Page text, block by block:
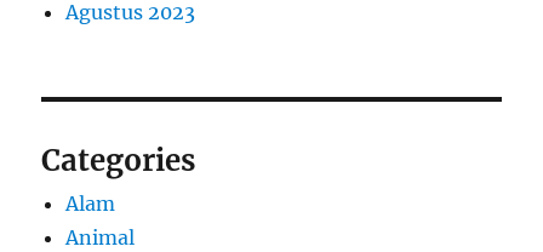
Agustus 2023
Categories
Alam
Animal